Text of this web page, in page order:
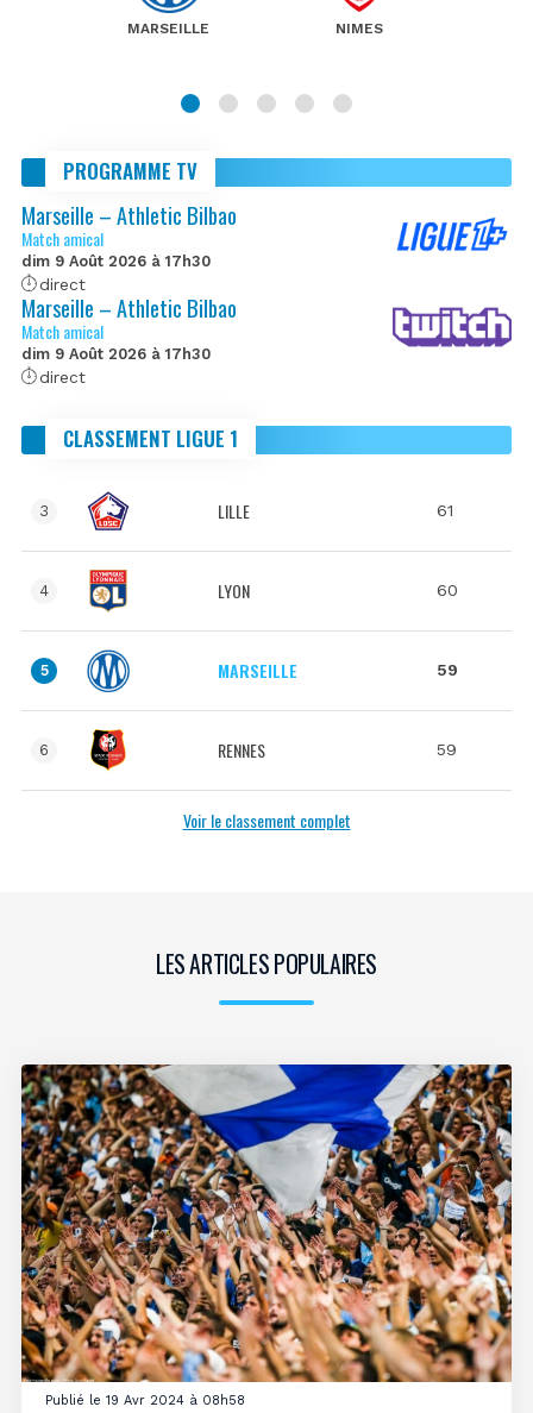
MARSEILLE NIMES
PROGRAMME TV
Marseille – Athletic Bilbao
Match amical
dim 9 Août 2026 à 17h30
direct
Marseille – Athletic Bilbao
Match amical
dim 9 Août 2026 à 17h30
direct
CLASSEMENT LIGUE 1
3 LILLE 61
4 LYON 60
5 MARSEILLE 59
6 RENNES 59
Voir le classement complet
LES ARTICLES POPULAIRES
Publié le 19 Avr 2024 à 08h58